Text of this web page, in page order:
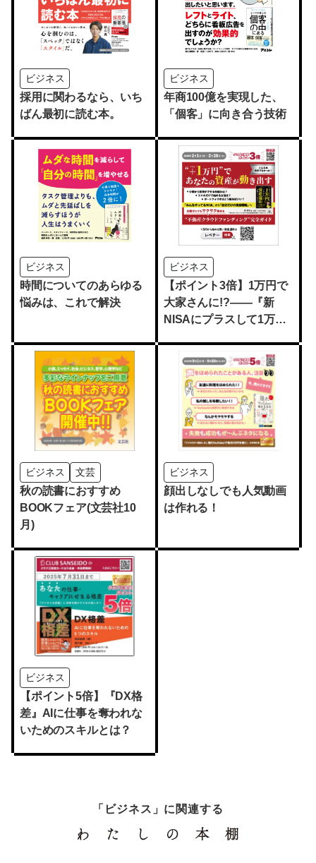
ビジネス
採用に関わるなら、いち
ばん最初に読む本。
ビジネス
年商100億を実現した、
「個客」に向き合う技術
ビジネス
時間についてのあらゆる
悩みは、これで解決
ビジネス
【ポイント3倍】1万円で
大家さんに!?――『新
NISAにプラスして1万円
てください！』
ビジネス 文芸
秋の読書におすすめ
BOOKフェア(文芸社10
月)
ビジネス
顔出しなしでも人気動画
は作れる！
ビジネス
【ポイント5倍】『DX格
差』AIに仕事を奪われな
いためのスキルとは？
「ビジネス」に関連する